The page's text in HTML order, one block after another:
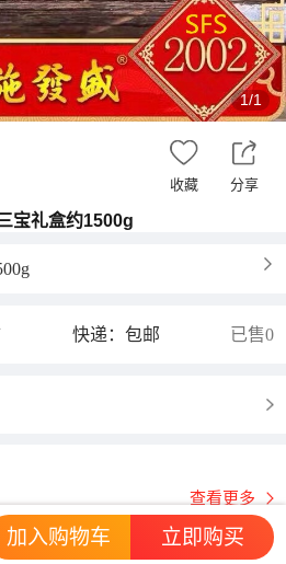
1/1
收藏 分享
宝礼盒约1500g
快递：包邮 已售0
查看更多
加入购物车 立即购买